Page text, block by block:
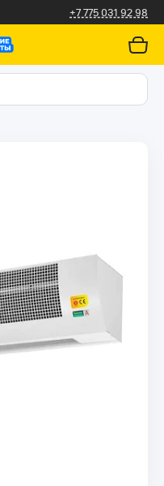
+7 775 031 92 98